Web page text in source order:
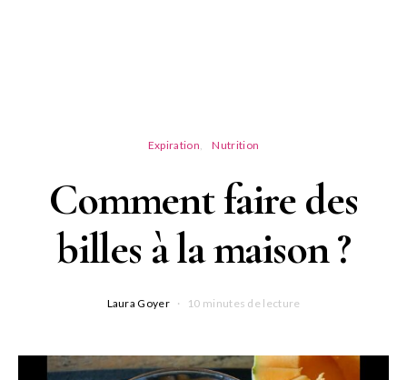
Expiration Nutrition
Comment faire des
billes à la maison ?
Laura Goyer 10 minutes de lecture